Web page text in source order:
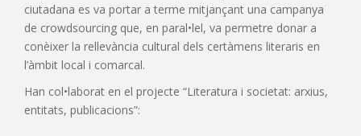
ciutadana es va portar a terme mitjançant una campanya
de crowdsourcing que, en paral•lel, va permetre donar a
conèixer la rellevància cultural dels certàmens literaris en
l’àmbit local i comarcal.
Han col•laborat en el projecte “Literatura i societat: arxius,
entitats, publicacions”: